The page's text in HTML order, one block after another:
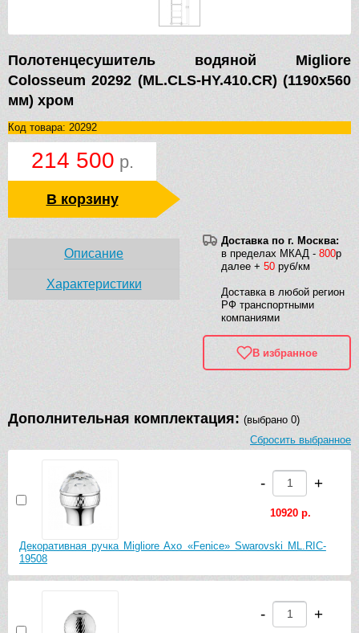
Полотенцесушитель водяной Migliore
Colosseum 20292 (ML.CLS-HY.410.CR) (1190х560
мм) хром
Код товара: 20292
214 500 р.
В корзину
Доставка по г. Москва:
в пределах МКАД - 800р
далее + 50 руб/км
Доставка в любой регион
РФ транспортными
компаниями
В избранное
Описание
Характеристики
Дополнительная комплектация: (выбрано 0)
Сбросить выбранное
Декоративная ручка Migliore Axo «Fenice» Swarovski ML.RIC-
19508
- +
10920 р.
- +